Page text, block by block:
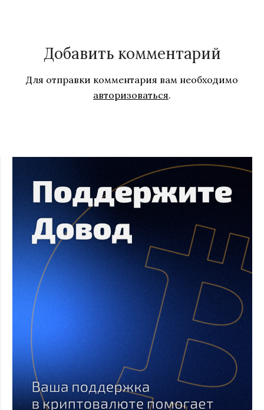
Добавить комментарий
Для отправки комментария вам необходимо
авторизоваться.